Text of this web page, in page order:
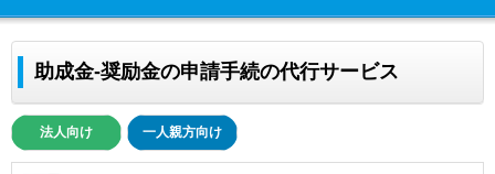
助成金-奨励金の申請手続の代行サービス
法人向け 一人親方向け